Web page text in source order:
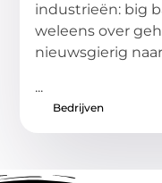
industrieën: big
weleens over
nieuwsgierig naar
...
Bedrijven